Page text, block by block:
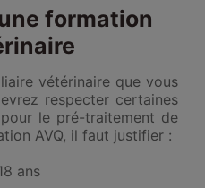
formation
vétérinaire que vous
respecter certaines
le pré-traitement de
AVQ, il faut justifier :
ans